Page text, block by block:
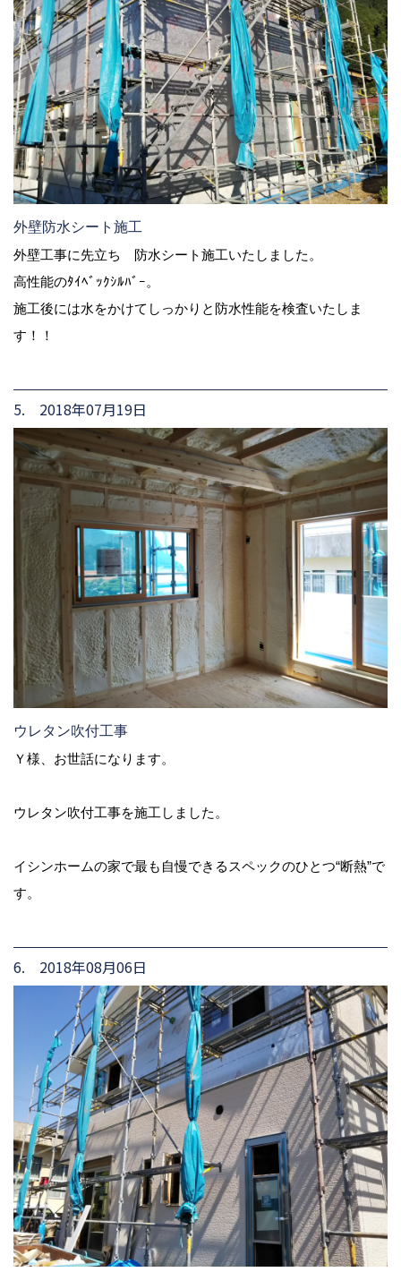
外壁防水シート施工
外壁工事に先立ち 防水シート施工いたしました。
高性能のﾀｲﾍﾞｯｸｼﾙﾊﾞｰ。
施工後には水をかけてしっかりと防水性能を検査いたしま
す！！
5. 2018年07月19日
ウレタン吹付工事
Ｙ様、お世話になります。
ウレタン吹付工事を施工しました。
イシンホームの家で最も自慢できるスペックのひとつ“断熱”で
す。
6. 2018年08月06日